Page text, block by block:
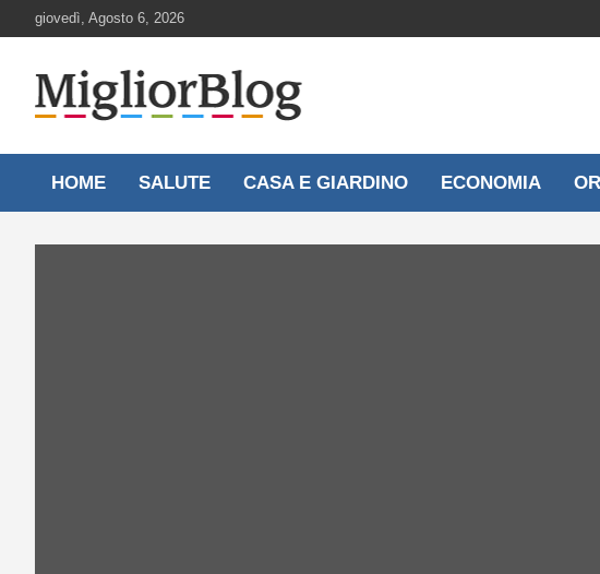
to
giovedì, Agosto 6, 2026
MigliorBlog.it
HOME SALUTE CASA E GIARDINO ECONOMIA